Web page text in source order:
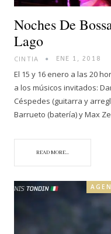
Noches De
Lago
CINTIA ENE 1, 2018
El 15 y 16 enero a las 20
a los músicos invitados:
Céspedes (guitarra y
Barrueto (batería) y Max
READ MORE...